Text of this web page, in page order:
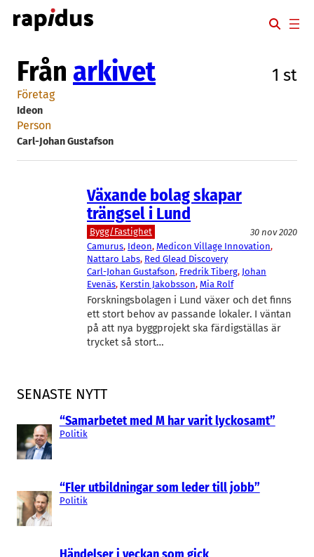
Hoppa
till
SENASTE NYTT
“Samarbetet med M har varit lyckosamt”
Politik
“Fler utbildningar som leder till jobb”
Politik
Från arkivet 1 st
Företag
Ideon
Person
Carl-Johan Gustafson
Växande bolag skapar
trängsel i Lund
Bygg/Fastighet
30 nov 2020
Camurus, Ideon, Medicon Village Innovation
Nattaro Labs, Red Glead Discovery
Carl-Johan Gustafson, Fredrik Tiberg, Johan
Evenäs, Kerstin Jakobsson, Mia Rolf
Forskningsbolagen i Lund växer och det finns
ett stort behov av passande lokaler. I väntan
på att nya byggprojekt ska färdigställas är
trycket så stort…